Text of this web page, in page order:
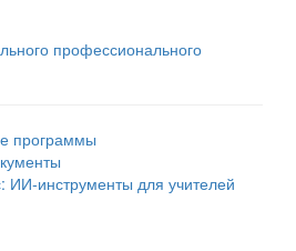
профессионального
программы
ИИ‑инструменты для учителей